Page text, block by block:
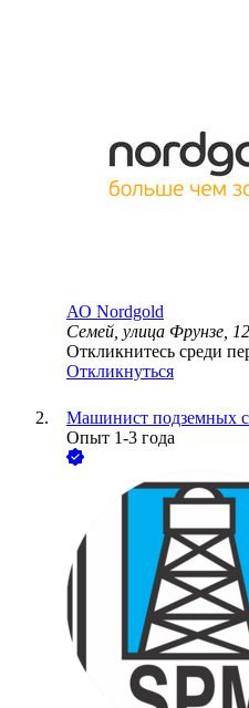
АО Nordgold
Семей, улица Фрунзе,
Откликнитесь среди
Откликнуться
Машинист подземных
Опыт 1-3 года